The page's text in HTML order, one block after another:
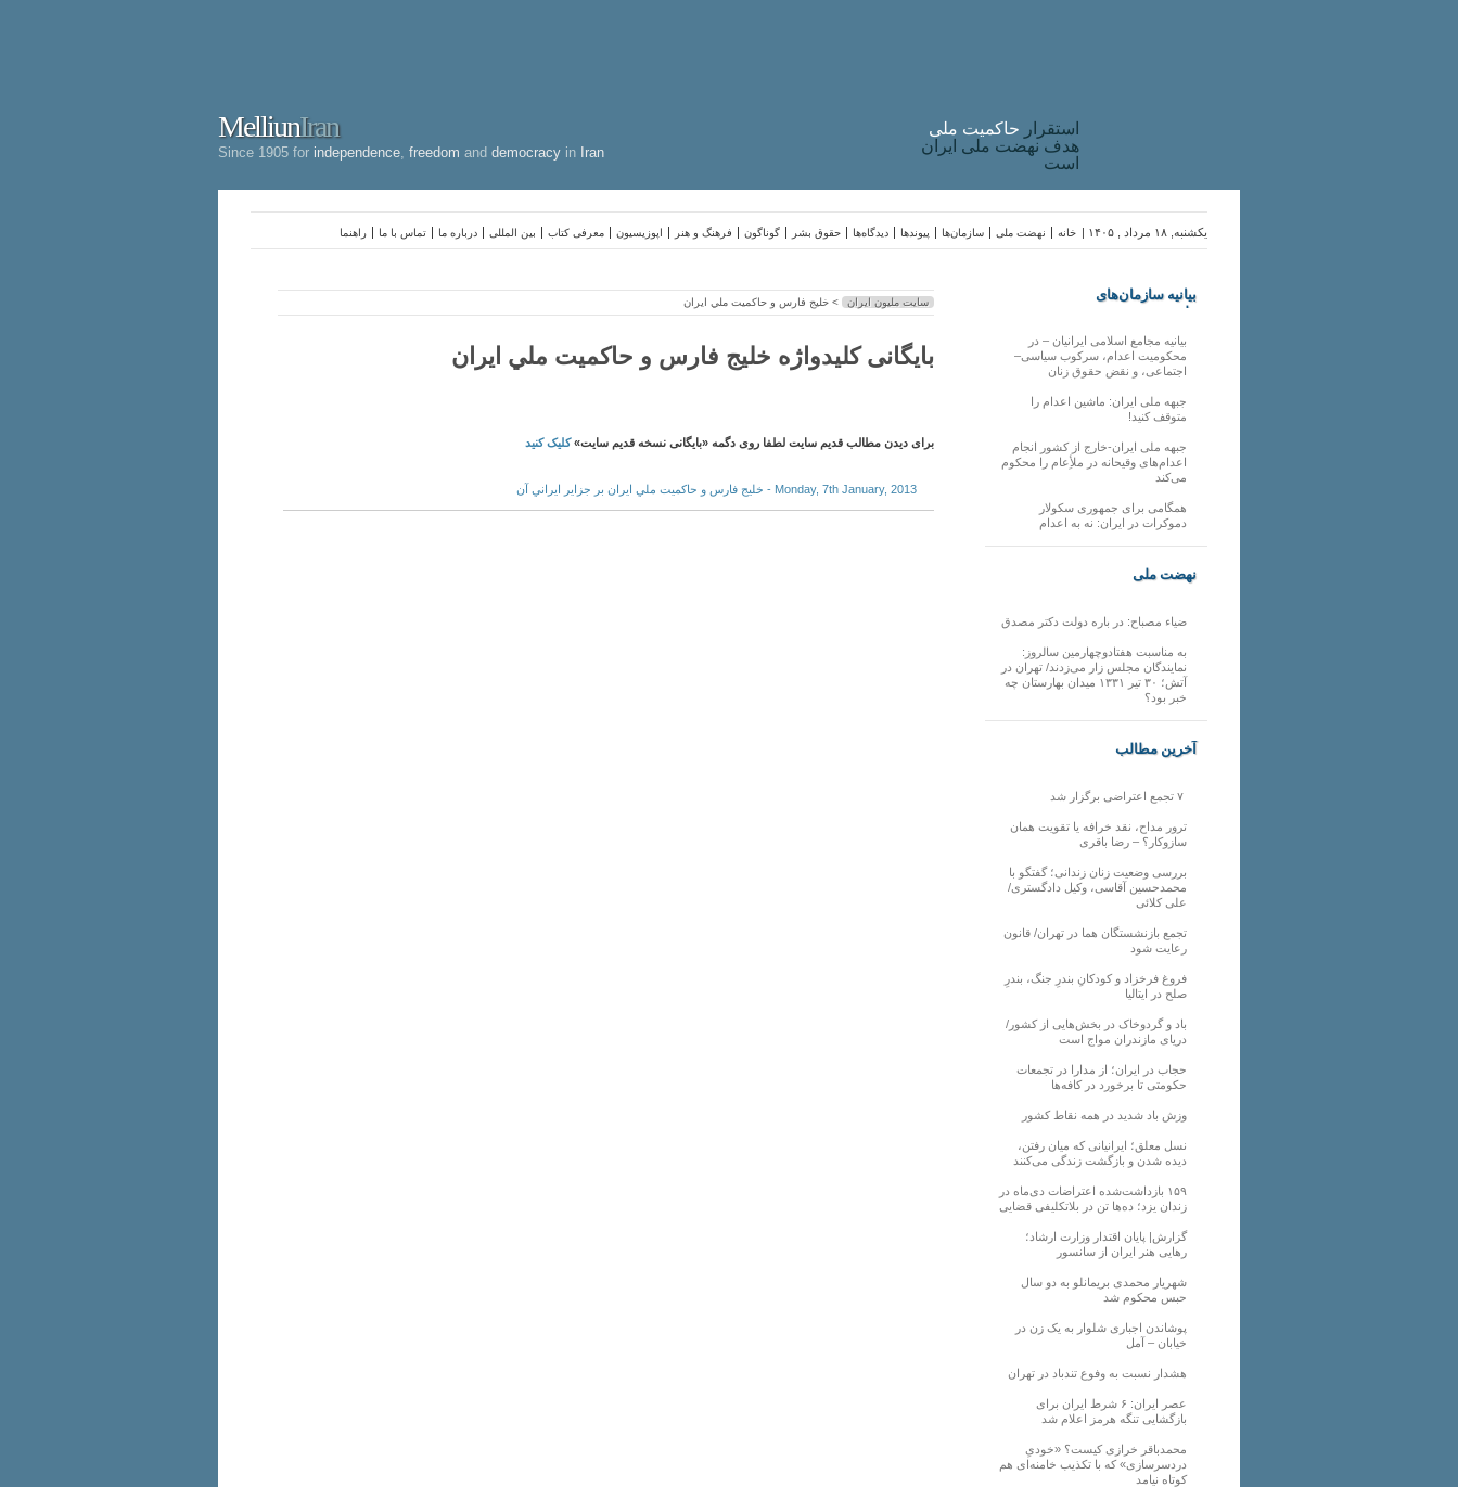
MelliunIran
Since 1905 for independence freedom and democracy in Iran
استقرار حاکميت ملی
هدف نهضت ملی ایران
است
راهنما تماس با ما درباره ما بین المللی معرفی کتاب اپوزیسیون فرهنگ و هنر گوناگون حقوق بشر دیدگاه‌ها پیوندها سازمان‌ها نهضت ملی خانه یکشنبه, ۱۸ مرداد , ۱۴۰۵ |
سایت ملیون ایران > خليج فارس و حاكميت ملي ايران
بایگانی کلیدواژه خليج فارس و حاكميت ملي ايران
برای دیدن مطالب قدیم سایت لطفا روی دگمه «بایگانی نسخه قدیم سایت»کلیک کنید
Monday, 7th January, 2013 - خليج فارس و حاكميت ملي ايران بر جزاير ايراني آن
بیانیه سازمان‌های
ملی
بیانیه مجامع اسلامی ایرانیان – در
محکومیت اعدام، سرکوب سیاسی–
اجتماعی، و نقض حقوق زنان
جبهه ملی ایران: ماشین اعدام را
متوقف کنید!
جبهه ملی ایران-خارج از کشور انجام
اعدام‌های وقیحانه در ملأِعام را محکوم
می‌کند
همگامی برای جمهوری سکولار
دموکرات در ایران: نه به اعدام
نهضت ملی
ضیاء مصباح: در باره دولت دکتر مصدق
به مناسبت هفتادوچهارمین سالروز:
نمایندگان مجلس زار می‌زدند/ تهران در
آتش؛ ۳۰ تیر ۱۳۳۱ میدان بهارستان چه
خبر بود؟
آخرین مطالب
ترور مداح، نقد خرافه یا تقویت همان
سازوکار؟ – رضا باقری
بررسی وضعیت زنان زندانی؛ گفتگو با
محمدحسین آقاسی، وکیل دادگستری/
علی کلائی
تجمع بازنشستگان هما در تهران/ قانون
رعایت شود
فروغ فرخزاد و کودکانِ بندرِ جنگ، بندرِ
صلح در ایتالیا
باد و گردوخاک در بخش‌هایی از کشور/
دریای مازندران مواج است
حجاب در ایران؛ از مدارا در تجمعات
حکومتی تا برخورد در کافه‌ها
وزش باد شدید در همه نقاط کشور
نسل معلق؛ ایرانیانی که میان رفتن،
دیده شدن و بازگشت زندگی می‌کنند
۱۵۹ بازداشت‌شده اعتراضات دی‌ماه در
زندان یزد؛ ده‌ها تن در بلاتکلیفی قضایی
گزارش| پایان اقتدار وزارت ارشاد؛
رهایی هنر ایران از سانسور
شهریار محمدی بریمانلو به دو سال
حبس محکوم شد
پوشاندن اجباری شلوار به یک زن در
خیابان – آمل
هشدار نسبت به وفوع تندباد در تهران
عصر ایران: ۶ شرط ایران برای
بازگشایی تنگه هرمز اعلام شد
محمدباقر خرازی کیست؟ «خودیِ
دردسرسازی» که با تکذیب خامنه‌ای هم
کوتاه نیامد